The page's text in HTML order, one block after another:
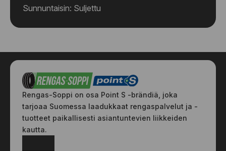
Sunnuntaisin: Suljettu
Rengas-Soppi on osa Point S -brändiä, joka
tarjoaa Suomessa laadukkaat rengaspalvelut ja -
tuotteet paikallisesti asiantuntevien liikkeiden
kautta.